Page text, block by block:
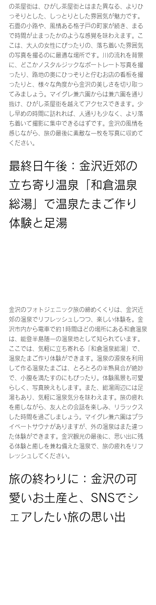
の茶屋街は、ひがし茶屋街とはまた異なる、よりひ
っそりとした、しっとりとした雰囲気が魅力です。
石畳の小路や、風情ある格子戸の町家が続き、まる
で時間が止まったかのような感覚を味わえます。こ
こは、大人の女性にぴったりの、落ち着いた雰囲気
の写真を撮るのに最適な場所です。川の流れを背景
に、どこかノスタルジックなポートレート写真を撮
ったり、路地の奥にひっそりと佇むお店の看板を撮
ったりと、様々な角度から金沢の美しさを切り取っ
てみましょう。マイグレ兼六園からは兼六園を通り
抜け、ひがし茶屋街を越えてアクセスできます。少
し早めの時間に訪れれば、人通りも少なく、より落
ち着いて撮影に集中できるはずです。金沢の風情を
感じながら、旅の最後に素敵な一枚を写真に収めて
ください。
最終日午後：金沢近郊の
立ち寄り温泉「和倉温泉
総湯」で温泉たまご作り
体験と足湯
金沢のフォトジェニック旅の締めくくりは、金沢近
郊の温泉でリフレッシュしつつ、楽しい体験を。金
沢市内から電車で約1時間ほどの場所にある和倉温泉
は、能登半島随一の温泉地として知られています。
ここでは、気軽に立ち寄れる「和倉温泉総湯」で、
温泉たまご作り体験ができます。温泉の源泉を利用
して作る温泉たまごは、とろとろの半熟具合が絶妙
で、小腹を満たすのにもぴったり。体験風景も可愛
らしく、写真映えもします。また、総湯周辺には足
湯もあり、気軽に温泉気分を味わえます。旅の疲れ
を癒しながら、友人との会話を楽しみ、リラックス
した時間を過ごしましょう。マイグレ兼六園はプラ
イベートサウナがありますが、外の温泉はまた違っ
た体験ができます。金沢観光の最後に、思い出に残
る体験と癒しを兼ね備えた温泉で、旅の疲れをリフ
レッシュしてください。
旅の終わりに：金沢の可
愛いお土産と、SNSでシ
ェアしたい旅の思い出